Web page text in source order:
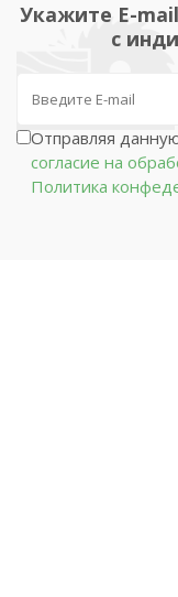
Укажите E-
с
Отправляя
согласие на
Политика